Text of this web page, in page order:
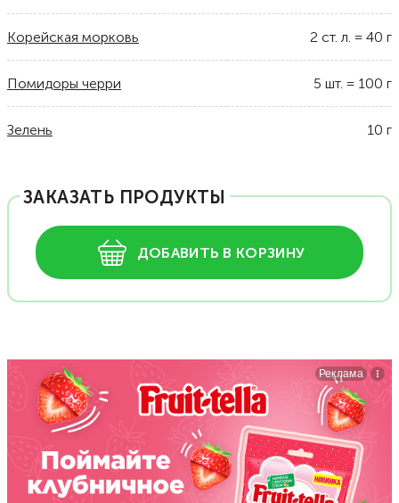
Корейская морковь 2 ст. л. = 40 г
Помидоры черри 5 шт. = 100 г
Зелень 10 г
ЗАКАЗАТЬ ПРОДУКТЫ
ДОБАВИТЬ В КОРЗИНУ